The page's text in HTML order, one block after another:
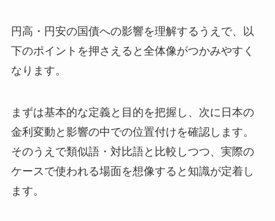
円高・円安の国債への影響を理解するうえで、以
下のポイントを押さえると全体像がつかみやすく
なります。
まずは基本的な定義と目的を把握し、次に日本の
金利変動と影響の中での位置付けを確認します。
そのうえで類似語・対比語と比較しつつ、実際の
ケースで使われる場面を想像すると知識が定着し
ます。